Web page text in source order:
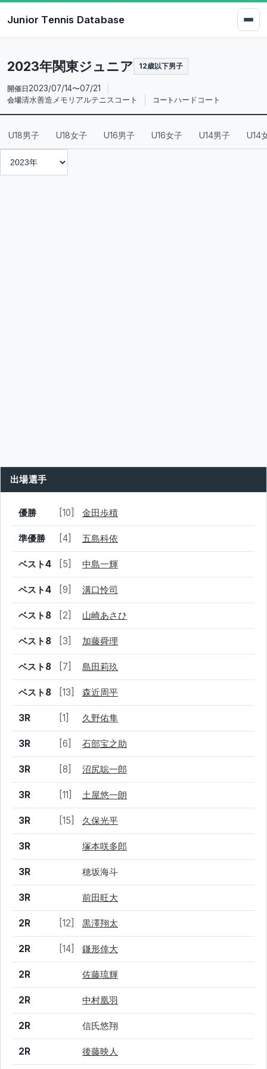
Junior Tennis Database
2023年関東ジュニア 12歳以下男子
開催日 2023/07/14〜07/21
会場清水善造メモリアルテニスコート コートハードコート
U18男子 U18女子 U16男子 U16女子 U14男子 U14
出場選手
結果 シード 選手名
優勝 [10] 金田歩積
準優勝 [4] 五島科依
ベスト4 [5] 中島一輝
ベスト4 [9] 溝口怜司
ベスト8 [2] 山崎あさひ
ベスト8 [3] 加藤舜理
ベスト8 [7] 島田莉玖
ベスト8 [13] 森近周平
3R [1] 久野佑隼
3R [6] 石部宝之助
3R [8] 沼尻聡一郎
3R [11] 土屋悠一朗
3R [15] 久保光平
3R 塚本咲多郎
3R 穂坂海斗
3R 前田旺大
2R [12] 黒澤翔太
2R [14] 鎌形倖大
2R 佐藤琉輝
2R 中村凰羽
2R 信氏悠翔
2R 後藤映人